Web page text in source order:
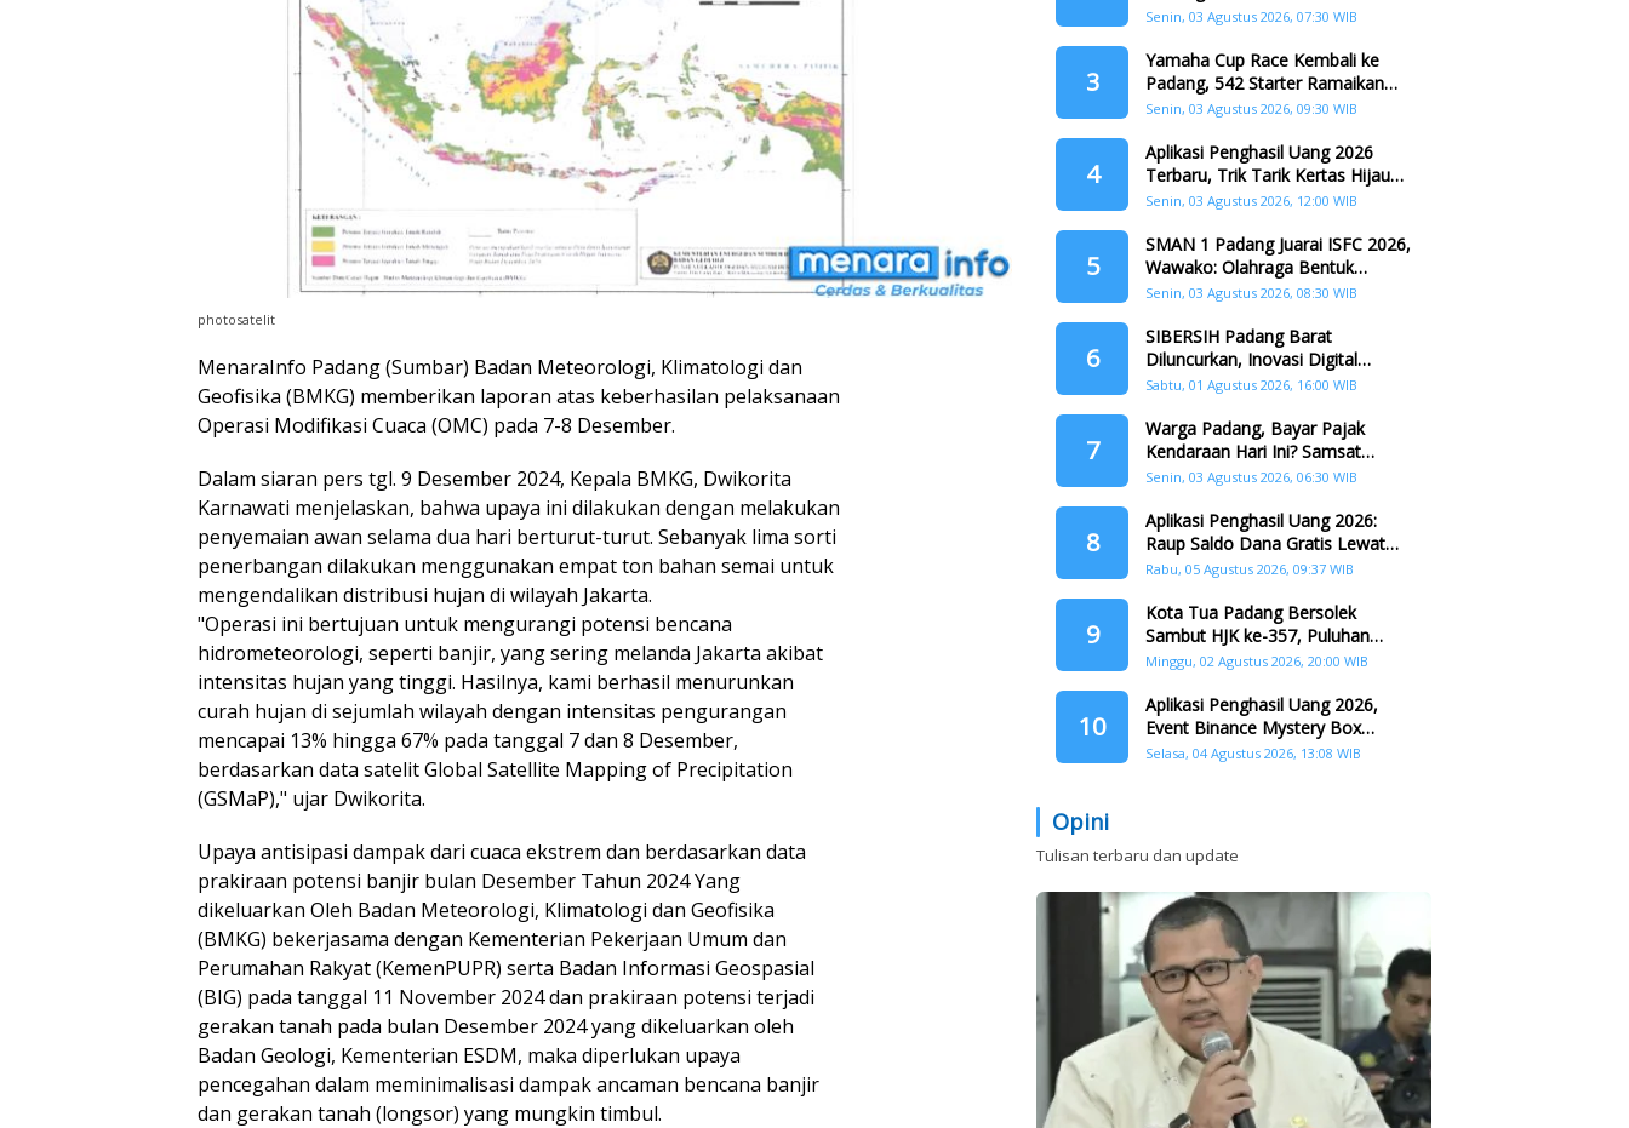
photosatelit
MenaraInfo Padang (Sumbar) Badan Meteorologi, Klimatologi dan
Geofisika (BMKG) memberikan laporan atas keberhasilan pelaksanaan
Operasi Modifikasi Cuaca (OMC) pada 7-8 Desember.
Dalam siaran pers tgl. 9 Desember 2024, Kepala BMKG, Dwikorita
Karnawati menjelaskan, bahwa upaya ini dilakukan dengan melakukan
penyemaian awan selama dua hari berturut-turut. Sebanyak lima sorti
penerbangan dilakukan menggunakan empat ton bahan semai untuk
mengendalikan distribusi hujan di wilayah Jakarta.
"Operasi ini bertujuan untuk mengurangi potensi bencana
hidrometeorologi, seperti banjir, yang sering melanda Jakarta akibat
intensitas hujan yang tinggi. Hasilnya, kami berhasil menurunkan
curah hujan di sejumlah wilayah dengan intensitas pengurangan
mencapai 13% hingga 67% pada tanggal 7 dan 8 Desember,
berdasarkan data satelit Global Satellite Mapping of Precipitation
(GSMaP)," ujar Dwikorita.
Upaya antisipasi dampak dari cuaca ekstrem dan berdasarkan data
prakiraan potensi banjir bulan Desember Tahun 2024 Yang
dikeluarkan Oleh Badan Meteorologi, Klimatologi dan Geofisika
(BMKG) bekerjasama dengan Kementerian Pekerjaan Umum dan
Perumahan Rakyat (KemenPUPR) serta Badan Informasi Geospasial
(BIG) pada tanggal 11 November 2024 dan prakiraan potensi terjadi
gerakan tanah pada bulan Desember 2024 yang dikeluarkan oleh
Badan Geologi, Kementerian ESDM, maka diperlukan upaya
pencegahan dalam meminimalisasi dampak ancaman bencana banjir
dan gerakan tanah (longsor) yang mungkin timbul.
Padang
Senin, 03 Agustus 2026, 07:30 WIB
3
Yamaha Cup Race Kembali ke
Padang, 542 Starter Ramaikan
Seri II HJK ke-357
Senin, 03 Agustus 2026, 09:30 WIB
4
Aplikasi Penghasil Uang 2026
Terbaru, Trik Tarik Kertas Hijau
Crazy Food Tanpa Penggandaan
Senin, 03 Agustus 2026, 12:00 WIB
5
SMAN 1 Padang Juarai ISFC 2026,
Wawako: Olahraga Bentuk
Karakter Generasi Muda
Senin, 03 Agustus 2026, 08:30 WIB
6
SIBERSIH Padang Barat
Diluncurkan, Inovasi Digital
Perkuat Kolaborasi Warga dan
Sabtu, 01 Agustus 2026, 16:00 WIB
7
Warga Padang, Bayar Pajak
Kendaraan Hari Ini? Samsat
Keliling Hadir di Padang Barat dan
Senin, 03 Agustus 2026, 06:30 WIB
8
Aplikasi Penghasil Uang 2026:
Raup Saldo Dana Gratis Lewat
Nonton Drama, Ini Caranya!
Rabu, 05 Agustus 2026, 09:37 WIB
9
Kota Tua Padang Bersolek
Sambut HJK ke-357, Puluhan
Agenda Nasional dan
Minggu, 02 Agustus 2026, 20:00 WIB
10
Aplikasi Penghasil Uang 2026,
Event Binance Mystery Box
Dapat Saldo Dana
Selasa, 04 Agustus 2026, 13:08 WIB
Opini
Tulisan terbaru dan update